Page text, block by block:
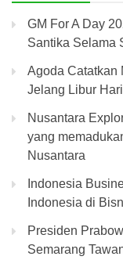
GM For A Day
Santika Selama
Agoda Catatkan
Jelang Libur
Nusantara
yang
Nusantara
Indonesia
Indonesia di
Presiden
Semarang